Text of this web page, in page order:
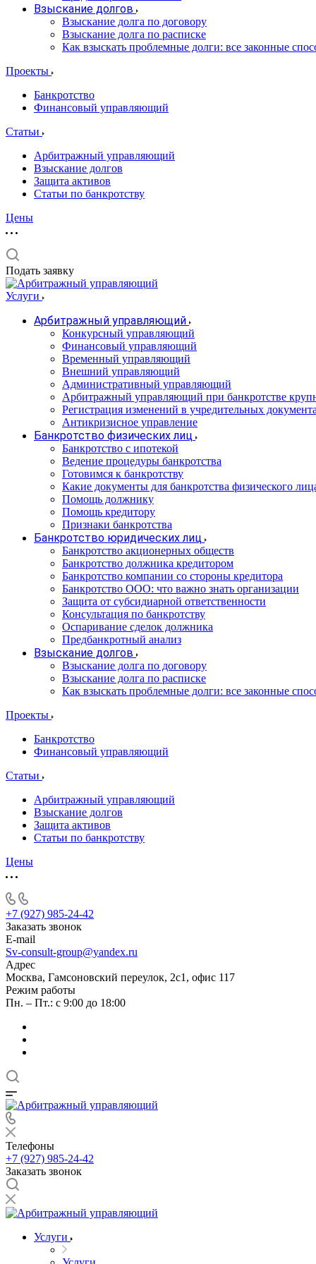
Взыскание долгов
Взыскание долга по договору
Взыскание долга по расписке
Как взыскать проблемные долги: все законные
Проекты
Банкротство
Финансовый управляющий
Статьи
Арбитражный управляющий
Взыскание долгов
Защита активов
Статьи по банкротству
Цены
Подать заявку
Услуги
Арбитражный управляющий
Конкурсный управляющий
Финансовый управляющий
Временный управляющий
Внешний управляющий
Административный управляющий
Арбитражный управляющий при банкротстве
Регистрация изменений в учредительных
Антикризисное управление
Банкротство физических лиц
Банкротство с ипотекой
Ведение процедуры банкротства
Готовимся к банкротству
Какие документы для банкротства физического
Помощь должнику
Помощь кредитору
Признаки банкротства
Банкротство юридических лиц
Банкротство акционерных обществ
Банкротство должника кредитором
Банкротство компании со стороны кредитора
Банкротство ООО: что важно знать организации
Защита от субсидиарной ответственности
Консультация по банкротству
Оспаривание сделок должника
Предбанкротный анализ
Взыскание долгов
Взыскание долга по договору
Взыскание долга по расписке
Как взыскать проблемные долги: все законные
Проекты
Банкротство
Финансовый управляющий
Статьи
Арбитражный управляющий
Взыскание долгов
Защита активов
Статьи по банкротству
Цены
+7 (927) 985-24-42
Заказать звонок
E-mail
Sv-consult-group@yandex.ru
Адрес
Москва, Гамсоновский переулок, 2с1, офис 117
Режим работы
Пн. – Пт.: с 9:00 до 18:00
Телефоны
+7 (927) 985-24-42
Заказать звонок
Услуги